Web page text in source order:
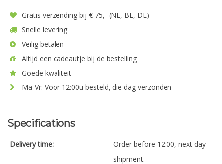
Gratis verzending bij € 75,- (NL, BE, DE)
Snelle levering
Veilig betalen
Altijd een cadeautje bij de bestelling
Goede kwaliteit
Ma-Vr: Voor 12:00u besteld, die dag verzonden
Specifications
Delivery time:
Order before 12:00, next day
shipment.